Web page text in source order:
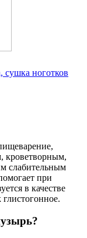
сушка ноготков
кроветворным,
слабительным
при
в качестве